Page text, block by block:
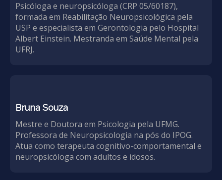
Psicóloga e neuropsicóloga (CRP 05/60187),
formada em Reabilitação Neuropsicológica pela
USP e especialista em Gerontologia pelo Hospital
Albert Einstein. Mestranda em Saúde Mental pela
UFRJ.
Bruna Souza
Mestre e Doutora em Psicologia pela UFMG.
Professora de Neuropsicologia na pós do IPOG.
Atua como terapeuta cognitivo-comportamental e
neuropsicóloga com adultos e idosos.